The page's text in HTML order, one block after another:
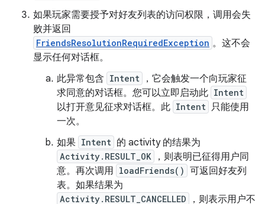
如果玩家需要授予对好友列表的访问权限，调用会失
败并返回
FriendsResolutionRequiredException 。这不会
显示任何对话框。
此异常包含 Intent
，它会触发一个向玩家征
求同意的对话框。您可以立即启动此 Intent
以打开意见征求对话框。此 Intent 只能使用
一次。
如果 Intent 的 activity 的结果为
Activity.RESULT_OK
，则表明已征得用户同
意。再次调用 loadFriends() 可返回好友列
表。如果结果为
Activity.RESULT_CANCELLED
，则表示用户不